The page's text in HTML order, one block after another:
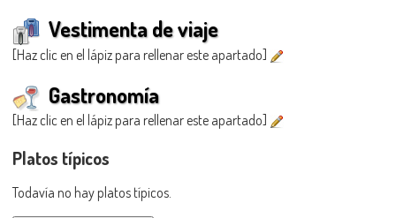
Vestimenta de viaje
[Haz clic en el lápiz para rellenar este apartado]
Gastronomía
[Haz clic en el lápiz para rellenar este apartado]
Platos típicos
Todavía no hay platos típicos.